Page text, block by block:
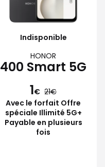
Indisponible
HONOR
400 Smart 5G
1€ 21
Avec le forfait Offre
spéciale Illimité 5G+
Payable en plusieurs
fois